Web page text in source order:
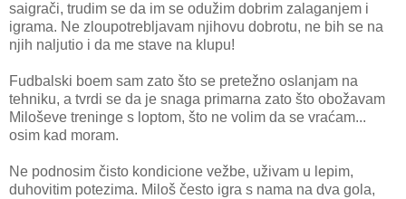
saigrači, trudim se da im se odužim dobrim zalaganjem i
igrama. Ne zloupotrebljavam njihovu dobrotu, ne bih se na
njih naljutio i da me stave na klupu!
Fudbalski boem sam zato što se pretežno oslanjam na
tehniku, a tvrdi se da je snaga primarna zato što obožavam
Miloševe treninge s loptom, što ne volim da se vraćam...
osim kad moram.
Ne podnosim čisto kondicione vežbe, uživam u lepim,
duhovitim potezima. Miloš često igra s nama na dva gola,